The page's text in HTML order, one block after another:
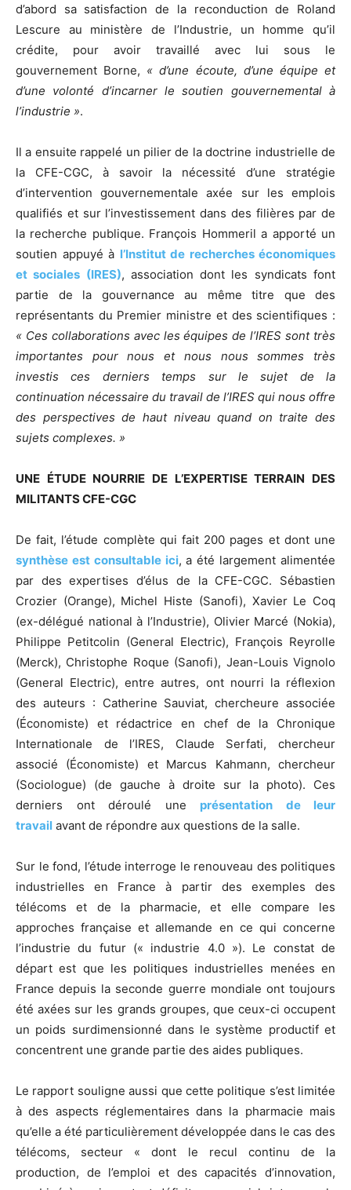
d’abord sa satisfaction de la reconduction de Roland
Lescure au ministère de l’Industrie, un homme qu’il
crédite, pour avoir travaillé avec lui sous le
gouvernement Borne, « d’une écoute, d’une équipe et
d’une volonté d’incarner le soutien gouvernemental à
l’industrie ».
Il a ensuite rappelé un pilier de la doctrine industrielle de
la CFE-CGC, à savoir la nécessité d’une stratégie
d’intervention gouvernementale axée sur les emplois
qualifiés et sur l’investissement dans des filières par de
la recherche publique. François Hommeril a apporté un
soutien appuyé à l’Institut de recherches économiques
et sociales (IRES), association dont les syndicats font
partie de la gouvernance au même titre que des
représentants du Premier ministre et des scientifiques :
« Ces collaborations avec les équipes de l’IRES sont très
importantes pour nous et nous nous sommes très
investis ces derniers temps sur le sujet de la
continuation nécessaire du travail de l’IRES qui nous offre
des perspectives de haut niveau quand on traite des
sujets complexes. »
UNE ÉTUDE NOURRIE DE L’EXPERTISE TERRAIN DES
MILITANTS CFE-CGC
De fait, l’étude complète qui fait 200 pages et dont une
synthèse est consultable ici, a été largement alimentée
par des expertises d’élus de la CFE-CGC. Sébastien
Crozier (Orange), Michel Histe (Sanofi), Xavier Le Coq
(ex-délégué national à l’Industrie), Olivier Marcé (Nokia),
Philippe Petitcolin (General Electric), François Reyrolle
(Merck), Christophe Roque (Sanofi), Jean-Louis Vignolo
(General Electric), entre autres, ont nourri la réflexion
des auteurs : Catherine Sauviat, chercheure associée
(Économiste) et rédactrice en chef de la Chronique
Internationale de l’IRES, Claude Serfati, chercheur
associé (Économiste) et Marcus Kahmann​, chercheur
(Sociologue) (de gauche à droite sur la photo). Ces
derniers ont déroulé une présentation de leur
travail avant de répondre aux questions de la salle.
Sur le fond, l’étude interroge le renouveau des politiques
industrielles en France à partir des exemples des
télécoms et de la pharmacie, et elle compare les
approches française et allemande en ce qui concerne
l’industrie du futur (« industrie 4.0 »). Le constat de
départ est que les politiques industrielles menées en
France depuis la seconde guerre mondiale ont toujours
été axées sur les grands groupes, que ceux-ci occupent
un poids surdimensionné dans le système productif et
concentrent une grande partie des aides publiques.
Le rapport souligne aussi que cette politique s’est limitée
à des aspects réglementaires dans la pharmacie mais
qu’elle a été particulièrement développée dans le cas des
télécoms, secteur « dont le recul continu de la
production, de l’emploi et des capacités d’innovation,